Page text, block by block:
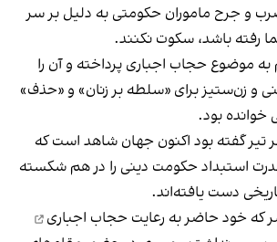
و جرح ماموران حکومتی به دلیل بر سر
رفته باشد، سکوت نکنند.
موضوع حجاب اجباری پرداخته و آن را
و زن‌ستیز برای «سلطه بر زنان» و «حذف»
خوانده بود.
تیر گفته بود اکنون جهان شاهد است که
قدرت استبداد حکومت دینی را در هم شکسته
دست یافته‌اند.
که خود حاضر به رعایت حجاب اجباری